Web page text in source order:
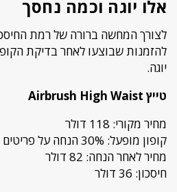
אלו יוגה וכמה נחסך
לצורך המחשה ברורה של רמת
להזמנות שבוצעו לאחר בדיקת
יוגה.
טייץ Airbrush High Waist
מחיר מקורי: 118 דולר
קופון מופעל: 30% הנחה על פריטים משתתפים
מחיר לאחר הנחה: 82 דולר
חיסכון: 36 דולר